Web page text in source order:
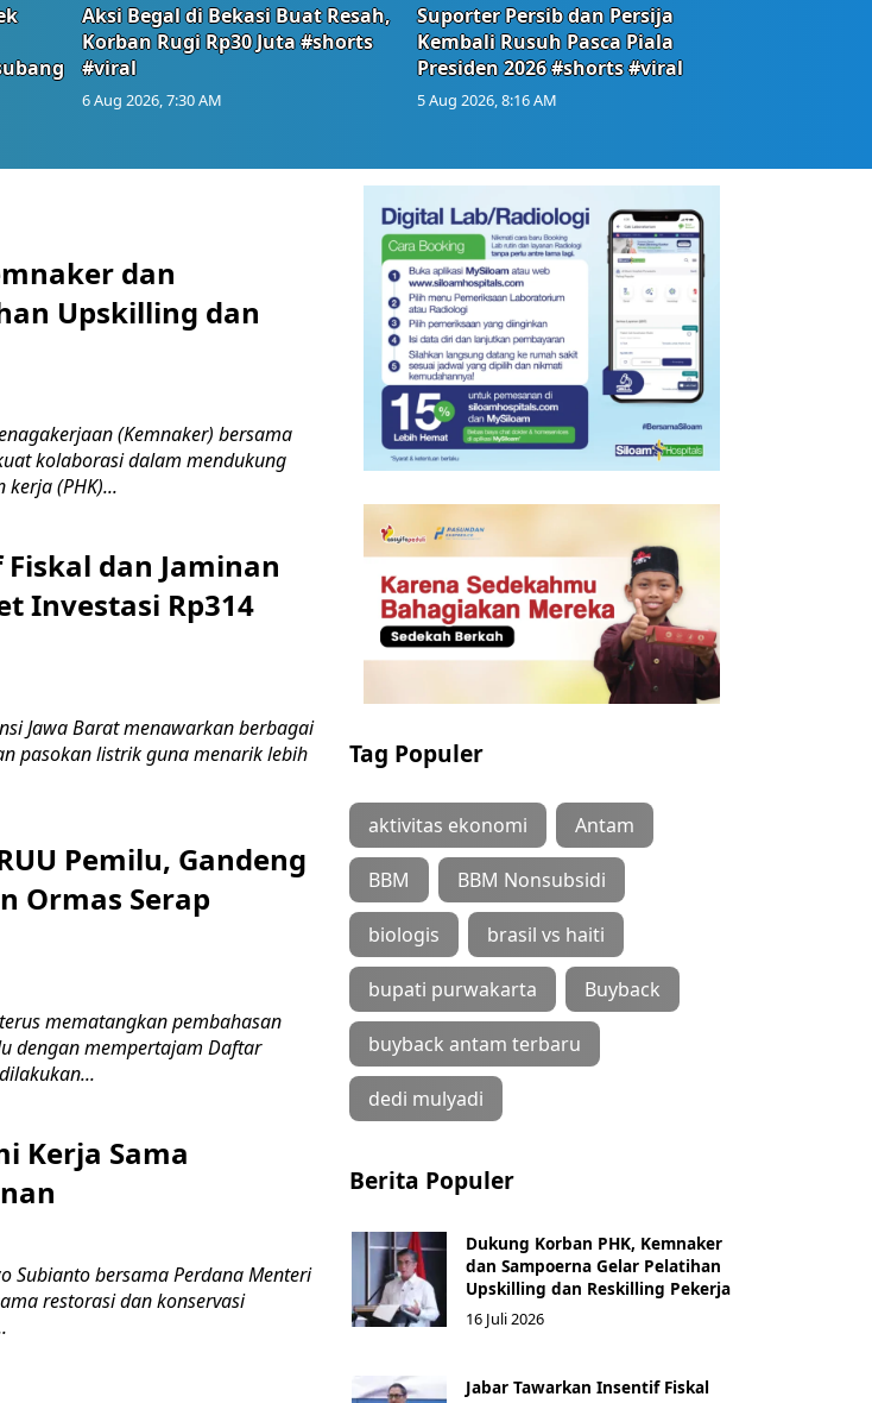
Aksi Begal di Bekasi Buat Resah,
Korban Rugi Rp30 Juta #shorts
#viral
6 Aug 2026, 7:30 AM
Suporter Persib dan Persija
Kembali Rusuh Pasca Piala
Presiden 2026 #shorts #viral
5 Aug 2026, 8:16 AM
dan
Upskilling dan
(Kemnaker) bersama
kolaborasi dalam mendukung
(PHK)...
dan Jaminan
Investasi Rp314
Jawa Barat menawarkan berbagai
pasokan listrik guna menarik lebih
Pemilu, Gandeng
Ormas Serap
terus mematangkan pembahasan
dengan mempertajam Daftar
Kerja Sama
Subianto bersama Perdana Menteri
restorasi dan konservasi
Tag Populer
aktivitas ekonomi Antam
BBM BBM Nonsubsidi
biologis brasil vs haiti
bupati purwakarta Buyback
buyback antam terbaru
dedi mulyadi
Berita Populer
Dukung Korban PHK, Kemnaker
dan Sampoerna Gelar Pelatihan
Upskilling dan Reskilling Pekerja
16 Juli 2026
Jabar Tawarkan Insentif Fiskal